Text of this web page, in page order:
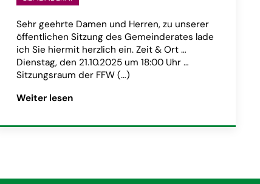
11.11.2025”
Sehr geehrte Damen und Herren, zu unserer
öffentlichen Sitzung des Gemeinderates lade
ich Sie hiermit herzlich ein. Zeit & Ort …
Dienstag, den 21.10.2025 um 18:00 Uhr …
Sitzungsraum der FFW (…)
Weiter lesenArtikel „Einladung zur